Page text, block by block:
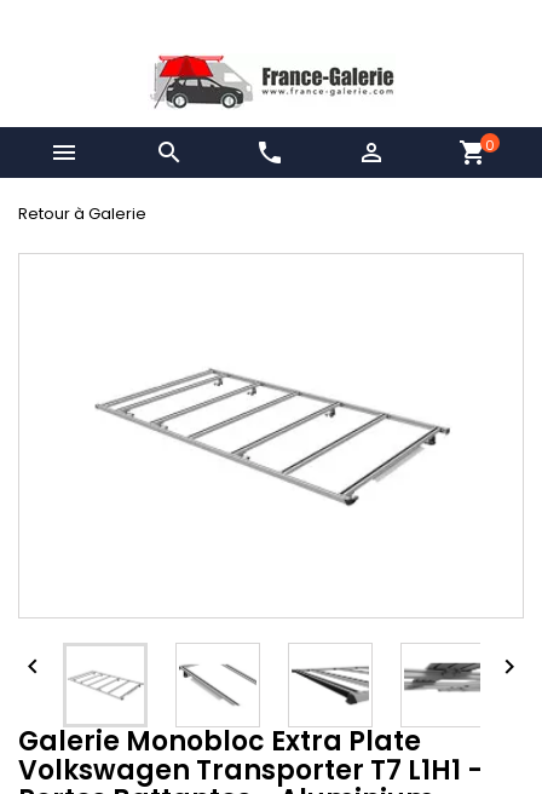
  phone  shopping_cart0
Retour à Galerie
 
Galerie Monobloc Extra Plate
Volkswagen Transporter T7 L1H1 -